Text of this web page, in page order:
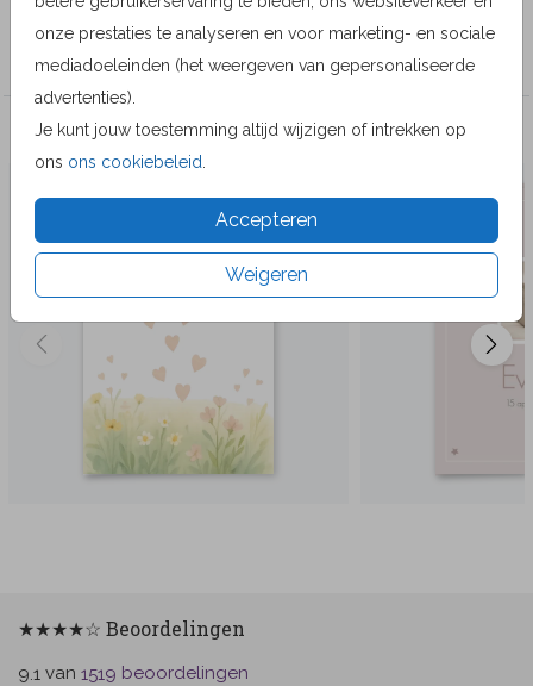
onze prestaties te analyseren en voor marketing- en sociale
mediadoeleinden (het weergeven van gepersonaliseerde
advertenties).
Je kunt jouw toestemming altijd wijzigen of intrekken op
ons ons cookiebeleid
Accepteren
Weigeren
Collectie
Veel gekozen producten
★★★★☆ Beoordelingen
9.1 van 1519 beoordelingen